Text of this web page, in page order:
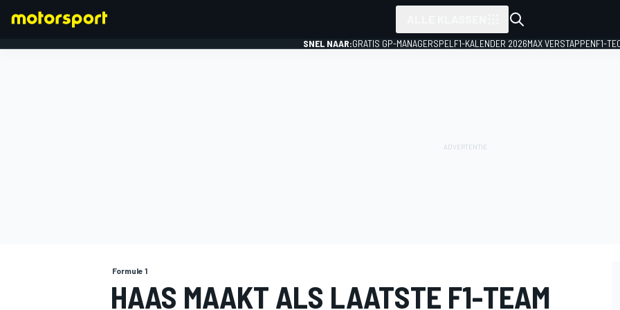
SNEL NAAR:GRATIS GP-MANAGERSPEL F1-KALENDER 2026MAX VERSTAPPENF1-
Formule 1
HAAS MAAKT ALS LAATSTE F1-TEAM